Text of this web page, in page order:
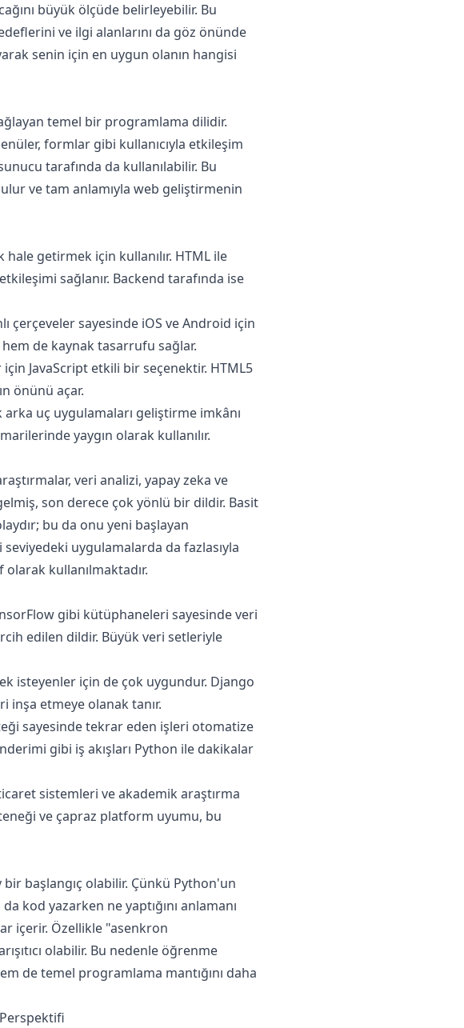
büyük ölçüde belirleyebilir. Bu
ve ilgi alanlarını da göz önünde
senin için en uygun olanın hangisi
temel bir programlama dilidir.
formlar gibi kullanıcıyla etkileşim
tarafında da kullanılabilir. Bu
ve tam anlamıyla web geliştirmenin
getirmek için kullanılır. HTML ile
sağlanır. Backend tarafında ise
çerçeveler sayesinde iOS ve Android için
de kaynak tasarrufu sağlar.
JavaScript etkili bir seçenektir. HTML5
önünü açar.
arka uç uygulamaları geliştirme imkânı
yaygın olarak kullanılır.
veri analizi, yapay zeka ve
son derece çok yönlü bir dildir. Basit
bu da onu yeni başlayan
uygulamalarda da fazlasıyla
kullanılmaktadır.
gibi kütüphaneleri sayesinde veri
edilen dildir. Büyük veri setleriyle
isteyenler için de çok uygundur. Django
inşa etmeye olanak tanır.
sayesinde tekrar eden işleri otomatize
gibi iş akışları Python ile dakikalar
sistemleri ve akademik araştırma
ve çapraz platform uyumu, bu
başlangıç olabilir. Çünkü Python'un
kod yazarken ne yaptığını anlamanı
içerir. Özellikle "asenkron
olabilir. Bu nedenle öğrenme
de temel programlama mantığını daha